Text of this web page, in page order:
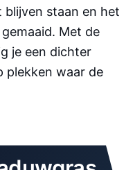
staan en het
Met de
je een dichter
plekken waar de